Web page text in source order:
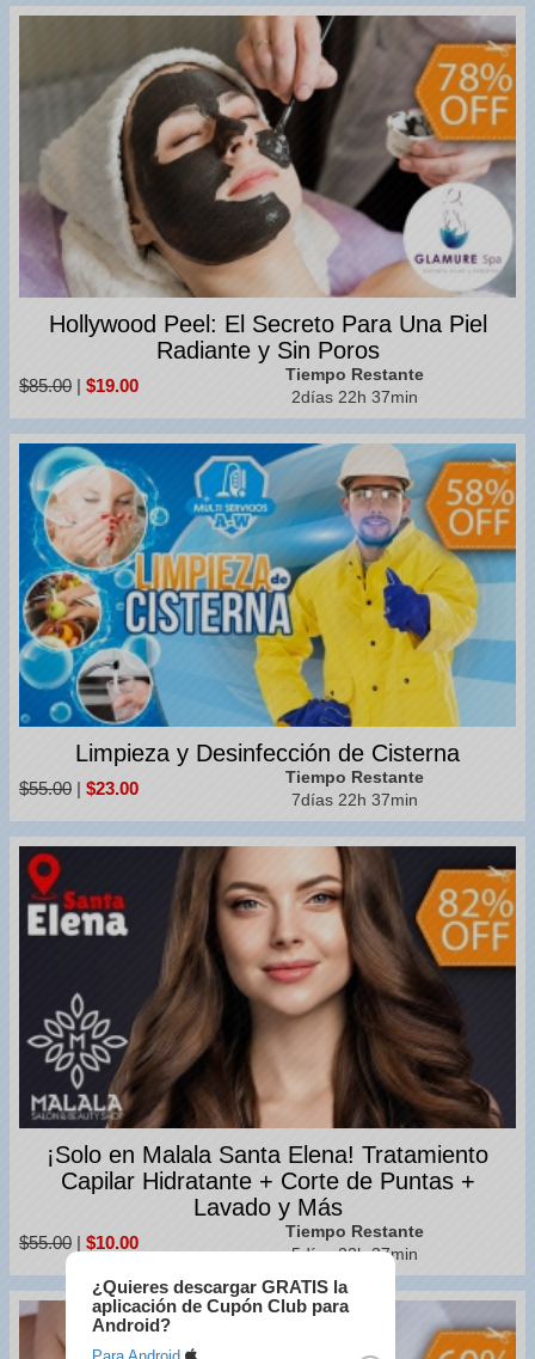
Hollywood Peel: El Secreto Para Una Piel
Radiante y Sin Poros
$85.00 | $19.00
Tiempo Restante
2días 22h 37min
Limpieza y Desinfección de Cisterna
$55.00 | $23.00
Tiempo Restante
7días 22h 37min
¡Solo en Malala Santa Elena! Tratamiento
Capilar Hidratante + Corte de Puntas +
Lavado y Más
$55.00 | $10.00
Tiempo Restante
5días 22h 37min
¿Quieres descargar GRATIS la
aplicación de Cupón Club para
Android?